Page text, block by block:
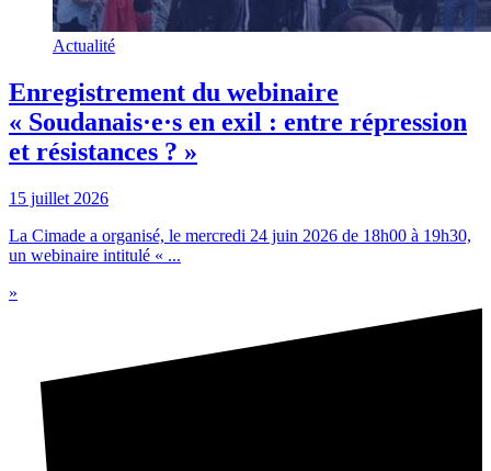
Actualité
Enregistrement du webinaire
« Soudanais·e·s en exil : entre répression
et résistances ? »
15 juillet 2026
La Cimade a organisé, le mercredi 24 juin 2026 de 18h00 à 19h30,
un webinaire intitulé « ...
»